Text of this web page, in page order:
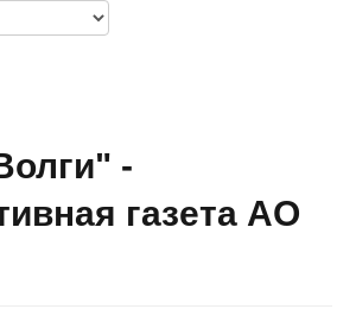
-
газета АО